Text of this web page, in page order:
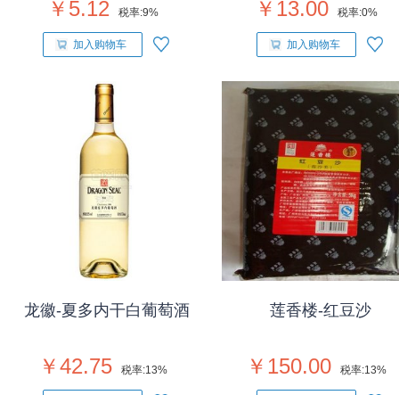
￥5.12 税率:9%
加入购物车
￥13.00 税率:0%
加入购物车
龙徽-夏多内干白葡萄酒
￥42.75 税率:13%
莲香楼-红豆沙
￥150.00 税率:13%